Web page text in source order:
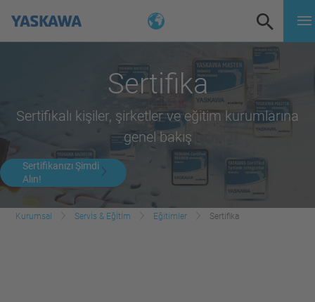
Sertifika
Sertifikalı kişiler, şirketler ve eğitim kurumlarına
genel bakış
Sertifikanızı Şimdi
Alın!
Kurumsal Servİs & Eğİtİm Eğitimler Sertifika